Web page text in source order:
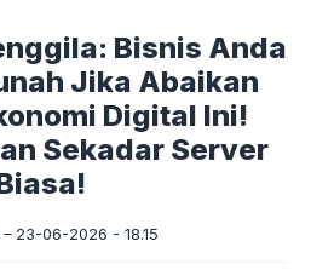
Bisnis Anda
Jika Abaikan
Digital Ini!
Sekadar Server
23-06-2026 - 18.15